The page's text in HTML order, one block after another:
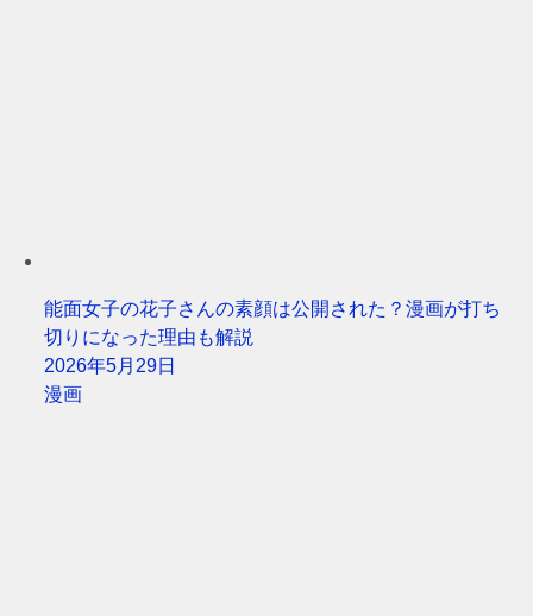
能面女子の花子さんの素顔は公開された？漫画が打ち
切りになった理由も解説
2026年5月29日
漫画